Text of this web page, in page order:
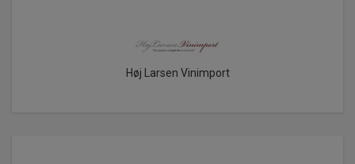
Høj Larsen Vinimport